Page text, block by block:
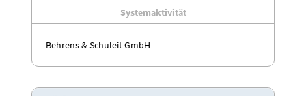
Systemaktivität
Behrens & Schuleit GmbH